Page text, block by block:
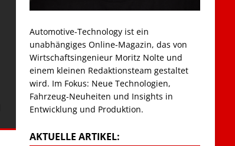
Automotive-Technology ist ein
unabhängiges Online-Magazin, das von
Wirtschaftsingenieur Moritz Nolte und
einem kleinen Redaktionsteam gestaltet
wird. Im Fokus: Neue Technologien,
Fahrzeug-Neuheiten und Insights in
Entwicklung und Produktion.
AKTUELLE ARTIKEL: